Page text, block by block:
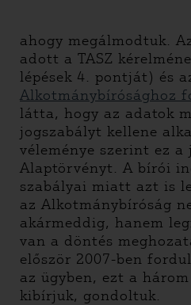
ahogy megálmodtuk.
adott a TASZ
lépések 4. pontját) és
Alkotmánybírósághoz
látta, hogy az adatok
jogszabályt kellene
véleménye szerint ez
Alaptörvényt. A bírói
szabályai miatt azt is
az Alkotmánybíróság
akármeddig, hanem
van a döntés
először 2007-ben
az ügyben, ezt a
kibírjuk, gondoltuk.